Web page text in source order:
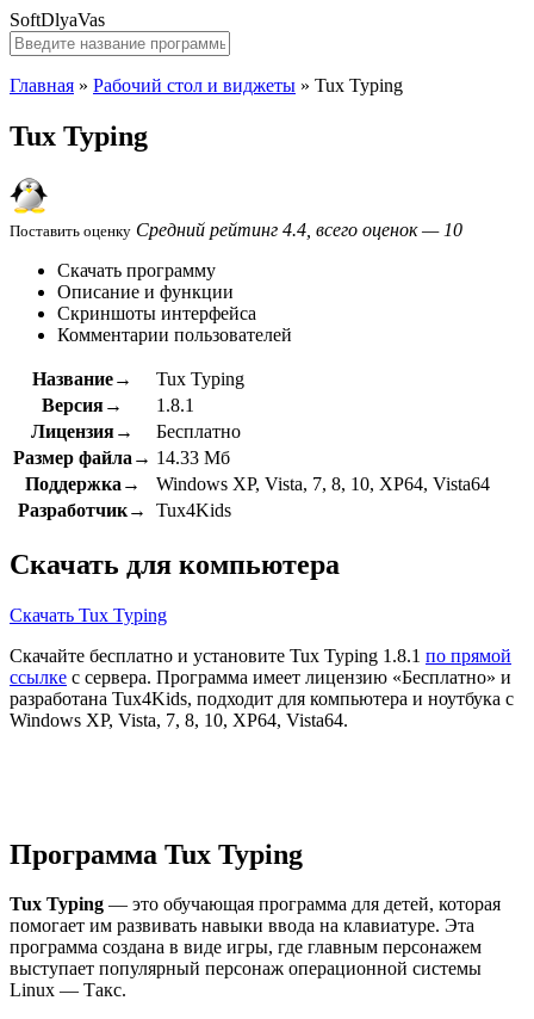
SoftDlyaVas
Главная » Рабочий стол и виджеты » Tux Typing
Tux Typing
Поставить оценку Средний рейтинг 4.4, всего оценок — 10
Скачать программу
Описание и функции
Скриншоты интерфейса
Комментарии пользователей
Название→
Tux Typing
Версия→
1.8.1
Лицензия→
Бесплатно
Размер файла→ 14.33 Мб
Поддержка→
Windows XP, Vista, 7, 8, 10, XP64, Vista64
Разработчик→
Tux4Kids
Скачать для компьютера
Скачать Tux Typing
Скачайте бесплатно и установите Tux Typing 1.8.1 по прямой
ссылке с сервера. Программа имеет лицензию «Бесплатно» и
разработана Tux4Kids, подходит для компьютера и ноутбука с
Windows XP, Vista, 7, 8, 10, XP64, Vista64.
Программа Tux Typing
Tux Typing — это обучающая программа для детей, которая
помогает им развивать навыки ввода на клавиатуре. Эта
программа создана в виде игры, где главным персонажем
выступает популярный персонаж операционной системы
Linux — Такс.